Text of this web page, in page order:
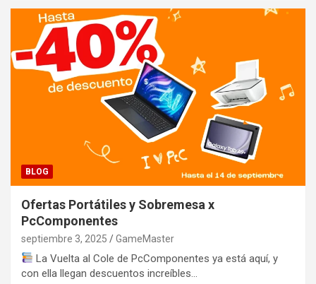
BLOG
Ofertas Portátiles y Sobremesa x
PcComponentes
septiembre 3, 2025 GameMaster
La Vuelta al Cole de PcComponentes ya está aquí, y
con ella llegan descuentos increíbles…